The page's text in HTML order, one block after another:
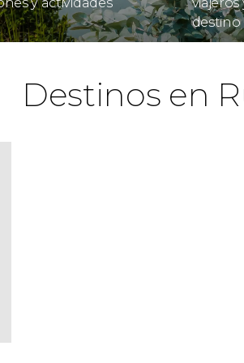
destino
Destinos en